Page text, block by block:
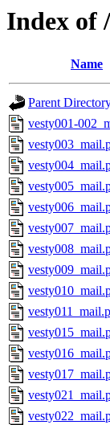
Index of
Name
Parent
vesty001-